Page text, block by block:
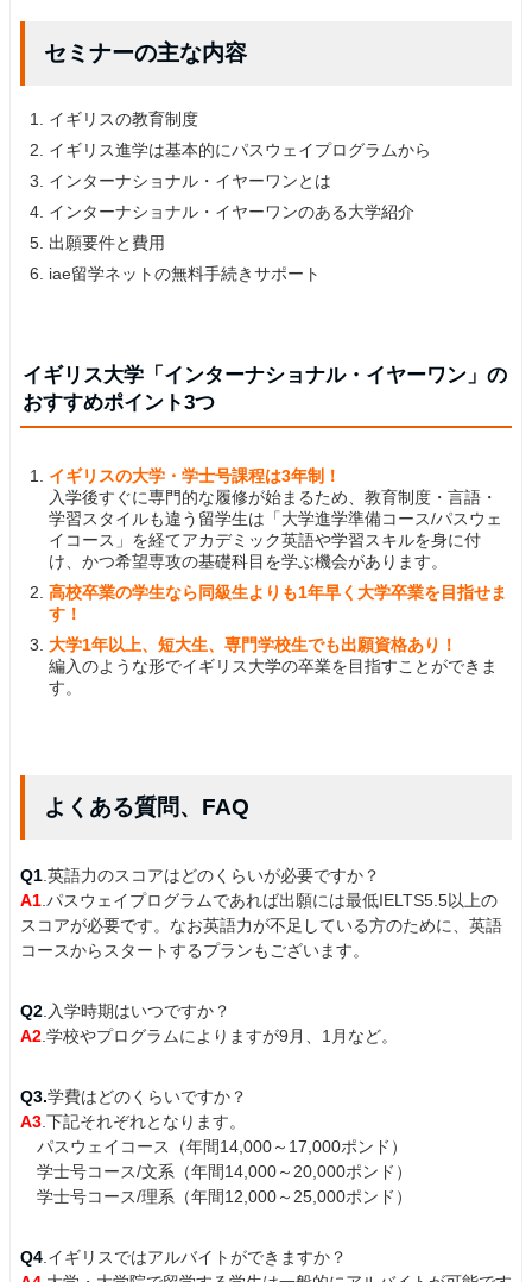
セミナーの主な内容
イギリスの教育制度
イギリス進学は基本的にパスウェイプログラムから
インターナショナル・イヤーワンとは
インターナショナル・イヤーワンのある大学紹介
出願要件と費用
iae留学ネットの無料手続きサポート
イギリス大学「インターナショナル・イヤーワン」の
おすすめポイント3つ
イギリスの大学・学士号課程は3年制！
入学後すぐに専門的な履修が始まるため、教育制度・言語・
学習スタイルも違う留学生は「大学進学準備コース/パスウェ
イコース」を経てアカデミック英語や学習スキルを身に付
け、かつ希望専攻の基礎科目を学ぶ機会があります。
高校卒業の学生なら同級生よりも1年早く大学卒業を目指せま
す！
大学1年以上、短大生、専門学校生でも出願資格あり！
編入のような形でイギリス大学の卒業を目指すことができま
す。
よくある質問、FAQ
Q1.英語力のスコアはどのくらいが必要ですか？
A1.パスウェイプログラムであれば出願には最低IELTS5.5以上の
スコアが必要です。なお英語力が不足している方のために、英語
コースからスタートするプランもございます。
Q2.入学時期はいつですか？
A2.学校やプログラムによりますが9月、1月など。
Q3.学費はどのくらいですか？
A3.下記それぞれとなります。
パスウェイコース（年間14,000～17,000ポンド）
学士号コース/文系（年間14,000～20,000ポンド）
学士号コース/理系（年間12,000～25,000ポンド）
Q4.イギリスではアルバイトができますか？